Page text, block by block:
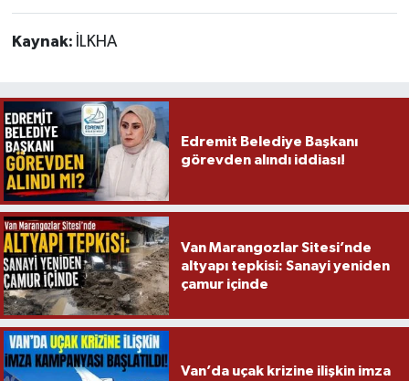
Kaynak: İLKHA
Edremit Belediye Başkanı
görevden alındı iddiası!
Van Marangozlar Sitesi’nde
altyapı tepkisi: Sanayi yeniden
çamur içinde
Van’da uçak krizine ilişkin imza